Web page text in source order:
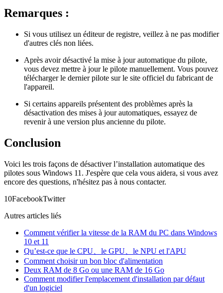
Remarques :
Si vous utilisez un éditeur de registre, veillez à ne pas modifier
d'autres clés non liées.
Après avoir désactivé la mise à jour automatique du pilote,
vous devez mettre à jour le pilote manuellement. Vous pouvez
télécharger le dernier pilote sur le site officiel du fabricant de
l'appareil.
Si certains appareils présentent des problèmes après la
désactivation des mises à jour automatiques, essayez de
revenir à une version plus ancienne du pilote.
Conclusion
Voici les trois façons de désactiver l’installation automatique des
pilotes sous Windows 11. J'espère que cela vous aidera, si vous avez
encore des questions, n'hésitez pas à nous contacter.
10FacebookTwitter
Autres articles liés
Comment vérifier la vitesse de la RAM du PC dans Windows
10 et 11
Qu’est-ce que le CPU、le GPU、le NPU et l'APU
Comment choisir un bon bloc d'alimentation
Deux RAM de 8 Go ou une RAM de 16 Go
Comment modifier l'emplacement d'installation par défaut
d'un logiciel